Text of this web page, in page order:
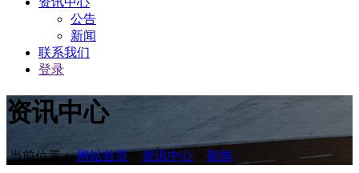
公告
新闻
联系我们
登录
资讯中心
当前位置：网站首页> 资讯中心 新闻